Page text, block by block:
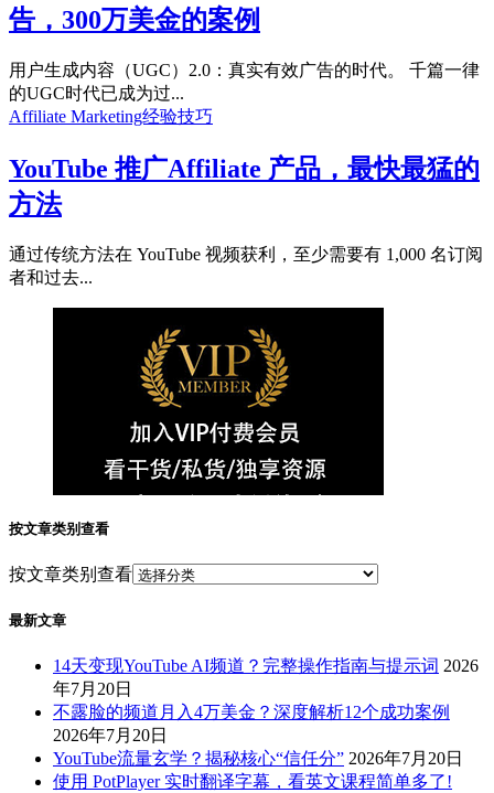
告，300万美金的案例
用户生成内容（UGC）2.0：真实有效广告的时代。 千篇一律
的UGC时代已成为过...
Affiliate Marketing经验技巧
YouTube 推广Affiliate 产品，最快最猛的
方法
通过传统方法在 YouTube 视频获利，至少需要有 1,000 名订阅
者和过去...
按文章类别查看
按文章类别查看
最新文章
14天变现YouTube AI频道？完整操作指南与提示词 2026
年7月20日
不露脸的频道月入4万美金？深度解析12个成功案例
2026年7月20日
YouTube流量玄学？揭秘核心“信任分” 2026年7月20日
使用 PotPlayer 实时翻译字幕，看英文课程简单多了!